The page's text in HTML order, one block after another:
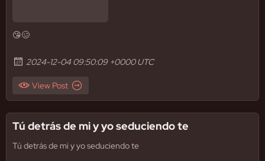
😘🥴
2024-12-04 09:50:09 +0000 UTC
View Post
Tú detrás de mi y yo seduciendo te
Tú detrás de mi y yo seduciendo te